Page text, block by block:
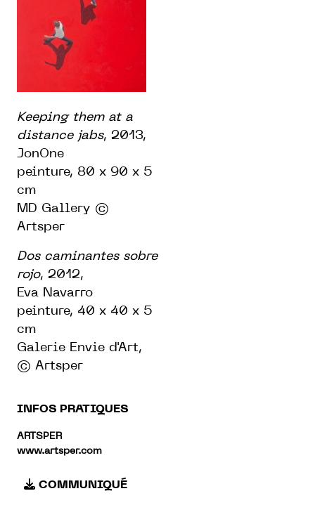
Keeping them at a
distance jabs, 2013,
JonOne
peinture, 80 x 90 x 5
cm
MD Gallery ©
Artsper
Dos caminantes sobre
rojo, 2012,
Eva Navarro
peinture, 40 x 40 x 5
cm
Galerie Envie d'Art,
© Artsper
INFOS PRATIQUES
ARTSPER
www.artsper.com
COMMUNIQUÉ